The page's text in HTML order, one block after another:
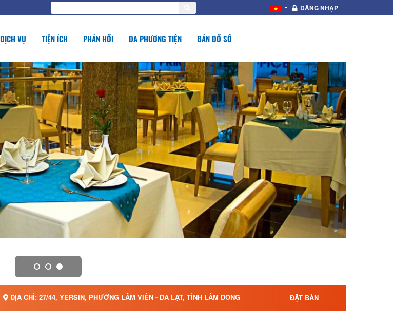
ĐĂNG NHẬP
DỊCH VỤ TIỆN ÍCH PHẢN HỒI ĐA PHƯƠNG TIỆN BẢN ĐỒ SỐ
ĐỊA CHỈ: 27/44, YERSIN, PHƯỜNG LÂM VIÊN - ĐÀ LẠT, TỈNH LÂM ĐỒNG ĐẶT BÀN